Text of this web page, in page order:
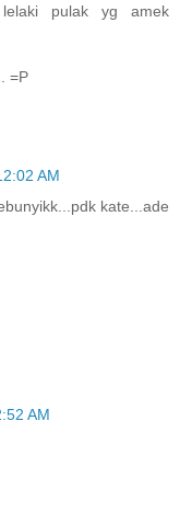
pulak yg amek
=P
AM
kate...ade
AM